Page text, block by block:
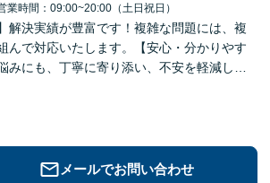
業時間：09:00~20:00（土日祝日）
解決実績が豊富です！複雑な問題には、複
んで対応いたします。【安心・分かりやす
みにも、丁寧に寄り添い、不安を軽減しま
メールでお問い合わせ